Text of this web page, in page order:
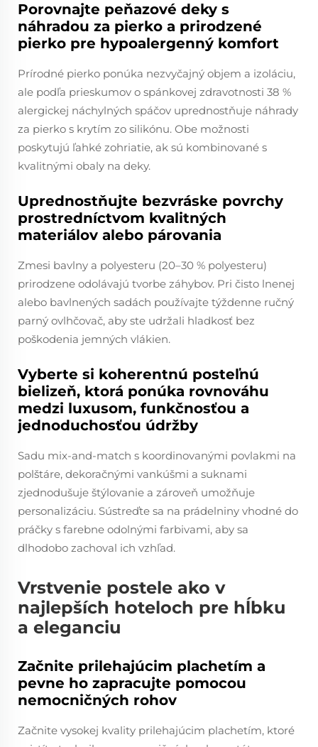
Porovnajte peňazové deky s
náhradou za pierko a prirodzené
pierko pre hypoalergenný komfort
Prírodné pierko ponúka nezvyčajný objem a izoláciu,
ale podľa prieskumov o spánkovej zdravotnosti 38 %
alergickej náchylných spáčov uprednostňuje náhrady
za pierko s krytím zo silikónu. Obe možnosti
poskytujú ľahké zohriatie, ak sú kombinované s
kvalitnými obaly na deky.
Uprednostňujte bezvráske povrchy
prostredníctvom kvalitných
materiálov alebo párovania
Zmesi bavlny a polyesteru (20–30 % polyesteru)
prirodzene odolávajú tvorbe záhybov. Pri čisto lnenej
alebo bavlnených sadách používajte týždenne ručný
parný ovlhčovač, aby ste udržali hladkosť bez
poškodenia jemných vlákien.
Vyberte si koherentnú posteľnú
bielizeň, ktorá ponúka rovnováhu
medzi luxusom, funkčnosťou a
jednoduchosťou údržby
Sadu mix-and-match s koordinovanými povlakmi na
polštáre, dekoračnými vankúšmi a suknami
zjednodušuje štýlovanie a zároveň umožňuje
personalizáciu. Sústreďte sa na prádelniny vhodné do
práčky s farebne odolnými farbivami, aby sa
dlhodobo zachoval ich vzhľad.
Vrstvenie postele ako v
najlepších hoteloch pre hĺbku
a eleganciu
Začnite prilehajúcim plachetím a
pevne ho zapracujte pomocou
nemocničných rohov
Začnite vysokej kvality prilehajúcim plachetím, ktoré